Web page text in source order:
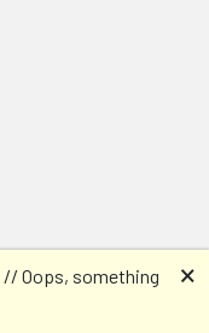
Oops, something
🗙